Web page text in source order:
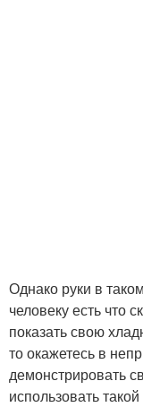
Однако руки в
человеку есть что
показать свою
то окажетесь в
демонстрировать
использовать